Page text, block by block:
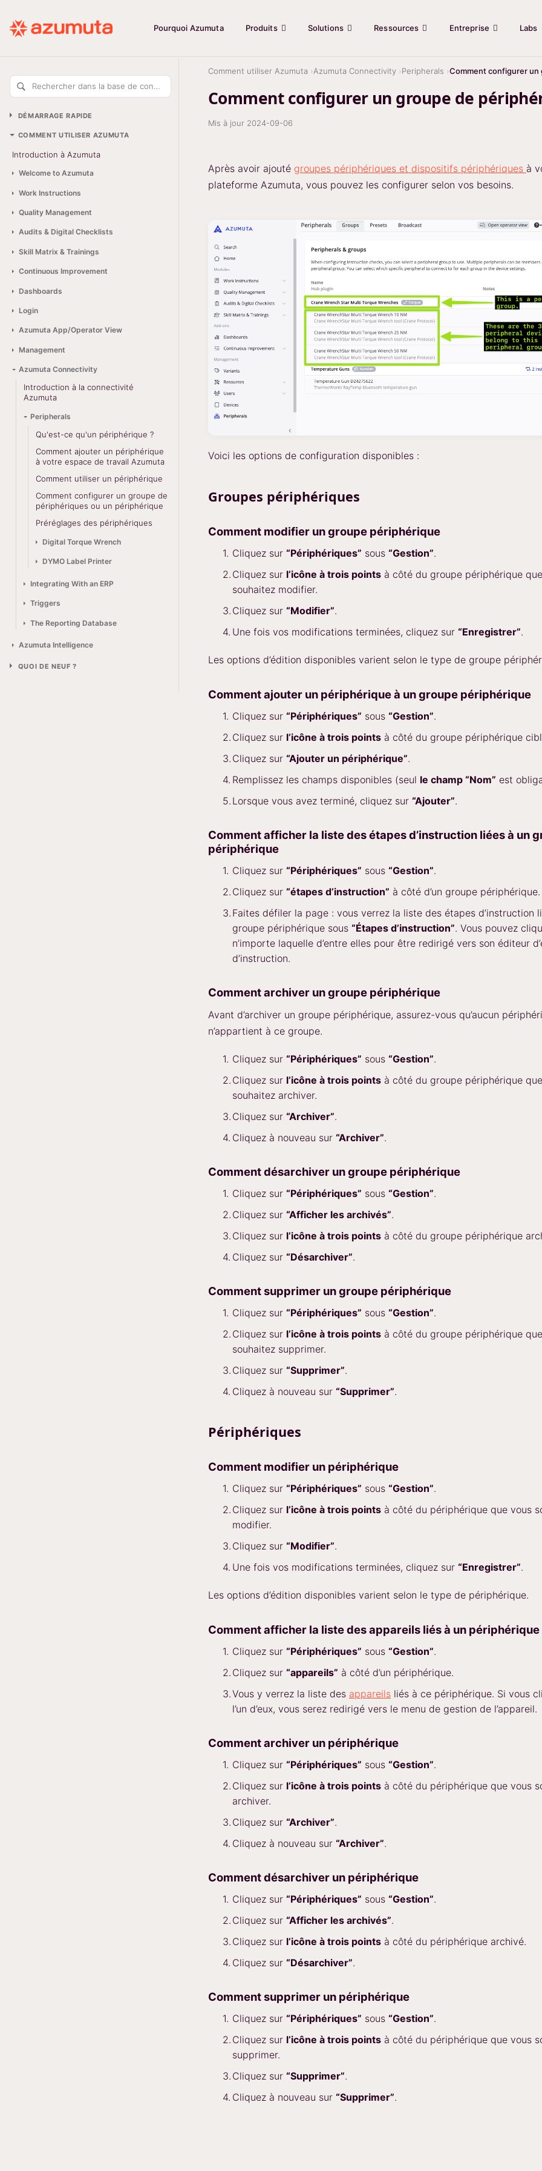
Pourquoi Azumuta Produits Solutions Ressources Entreprise Labs
DÉMARRAGE RAPIDE
COMMENT UTILISER AZUMUTA
Introduction à Azumuta
Welcome to Azumuta
Work Instructions
Quality Management
Audits & Digital Checklists
Skill Matrix & Trainings
Continuous Improvement
Dashboards
Login
Azumuta App/Operator View
Management
Azumuta Connectivity
Introduction à la connectivité
Azumuta
Peripherals
Qu'est-ce qu'un périphérique ?
Comment ajouter un périphérique
à votre espace de travail Azumuta
Comment utiliser un périphérique
Comment configurer un groupe de
périphériques ou un périphérique
Préréglages des périphériques
Digital Torque Wrench
DYMO Label Printer
Integrating With an ERP
Triggers
The Reporting Database
Azumuta Intelligence
QUOI DE NEUF ?
Comment utiliser Azumuta Azumuta Connectivity Peripherals Comment configurer
Comment configurer un groupe de
Mis à jour 2024-09-06
Après avoir ajouté groupes périphériques et dispositifs périphériques à
plateforme Azumuta, vous pouvez les configurer selon vos besoins.
Voici les options de configuration disponibles :
Groupes périphériques
Comment modifier un groupe périphérique
Cliquez sur “Périphériques” sous “Gestion”.
Cliquez sur l’icône à trois points à côté du groupe périphérique
souhaitez modifier.
Cliquez sur “Modifier”.
Une fois vos modifications terminées, cliquez sur “Enregistrer”.
Les options d’édition disponibles varient selon le type de groupe
Comment ajouter un périphérique à un groupe périphérique
Cliquez sur “Périphériques” sous “Gestion”.
Cliquez sur l’icône à trois points à côté du groupe périphérique
Cliquez sur “Ajouter un périphérique”.
Remplissez les champs disponibles (seul le champ “Nom” est
Lorsque vous avez terminé, cliquez sur “Ajouter”.
Comment afficher la liste des étapes d’instruction liées à un
périphérique
Cliquez sur “Périphériques” sous “Gestion”.
Cliquez sur “étapes d’instruction” à côté d’un groupe périphérique.
Faites défiler la page : vous verrez la liste des étapes d’instruction
groupe périphérique sous “Étapes d’instruction”. Vous pouvez
n’importe laquelle d’entre elles pour être redirigé vers son éditeur
d’instruction.
Comment archiver un groupe périphérique
Avant d’archiver un groupe périphérique, assurez-vous qu’aucun
n’appartient à ce groupe.
Cliquez sur “Périphériques” sous “Gestion”.
Cliquez sur l’icône à trois points à côté du groupe périphérique
souhaitez archiver.
Cliquez sur “Archiver”.
Cliquez à nouveau sur “Archiver”.
Comment désarchiver un groupe périphérique
Cliquez sur “Périphériques” sous “Gestion”.
Cliquez sur “Afficher les archivés”.
Cliquez sur l’icône à trois points à côté du groupe périphérique
Cliquez sur “Désarchiver”.
Comment supprimer un groupe périphérique
Cliquez sur “Périphériques” sous “Gestion”.
Cliquez sur l’icône à trois points à côté du groupe périphérique
souhaitez supprimer.
Cliquez sur “Supprimer”.
Cliquez à nouveau sur “Supprimer”.
Périphériques
Comment modifier un périphérique
Cliquez sur “Périphériques” sous “Gestion”.
Cliquez sur l’icône à trois points à côté du périphérique que vous
modifier.
Cliquez sur “Modifier”.
Une fois vos modifications terminées, cliquez sur “Enregistrer”.
Les options d’édition disponibles varient selon le type de périphérique.
Comment afficher la liste des appareils liés à un périphérique
Cliquez sur “Périphériques” sous “Gestion”.
Cliquez sur “appareils” à côté d’un périphérique.
Vous y verrez la liste des appareils liés à ce périphérique. Si vous
l’un d’eux, vous serez redirigé vers le menu de gestion de l’appareil.
Comment archiver un périphérique
Cliquez sur “Périphériques” sous “Gestion”.
Cliquez sur l’icône à trois points à côté du périphérique que vous
archiver.
Cliquez sur “Archiver”.
Cliquez à nouveau sur “Archiver”.
Comment désarchiver un périphérique
Cliquez sur “Périphériques” sous “Gestion”.
Cliquez sur “Afficher les archivés”.
Cliquez sur l’icône à trois points à côté du périphérique archivé.
Cliquez sur “Désarchiver”.
Comment supprimer un périphérique
Cliquez sur “Périphériques” sous “Gestion”.
Cliquez sur l’icône à trois points à côté du périphérique que vous
supprimer.
Cliquez sur “Supprimer”.
Cliquez à nouveau sur “Supprimer”.